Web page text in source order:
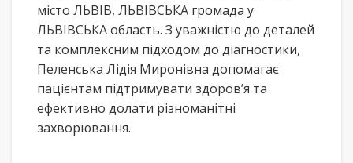
місто ЛЬВІВ, ЛЬВІВСЬКА громада у
ЛЬВІВСЬКА область. З уважністю до деталей
та комплексним підходом до діагностики,
Пеленська Лідія Миронівна допомагає
пацієнтам підтримувати здоров’я та
ефективно долати різноманітні
захворювання.